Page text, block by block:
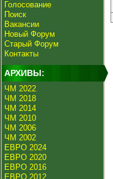
Голосование
Поиск
Вакансии
Новый Форум
Старый Форум
Контакты
АРХИВЫ:
ЧМ 2022
ЧМ 2018
ЧМ 2014
ЧМ 2010
ЧМ 2006
ЧМ 2002
ЕВРО 2024
ЕВРО 2020
ЕВРО 2016
ЕВРО 2012